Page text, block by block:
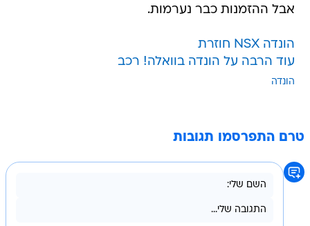
אבל ההזמנות כבר נערמות.
הונדה NSX חוזרת
עוד הרבה על הונדה בוואלה! רכב
הונדה
טרם התפרסמו תגובות